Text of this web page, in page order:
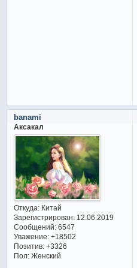
banami
Аксакал
Откуда:Китай
Зарегистрирован: 12.06.2019
Сообщений:6547
Уважение: +18502
Позитив: +3326
Пол:Женский